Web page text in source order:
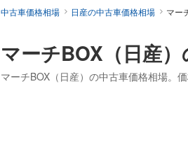
マーチBOX（日産
マーチBOX（日産）の中古車価格相場。
中古車価格相場
日産の中古車価格相場 マー